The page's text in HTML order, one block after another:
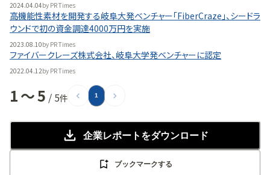
2024.04.04by PR Times
高機能性素材を開発する岐阜大発ベンチャー「FiberCraze」、シードラ
ウンドで初の資金調達4000万円を実施
2023.08.10by PR Times
ファイバークレーズ株式会社、岐阜大学発ベンチャーに認定
2022.04.12by PR Times
1〜5 / 5件 1
企業レポート をダウンロード
ブックマークする